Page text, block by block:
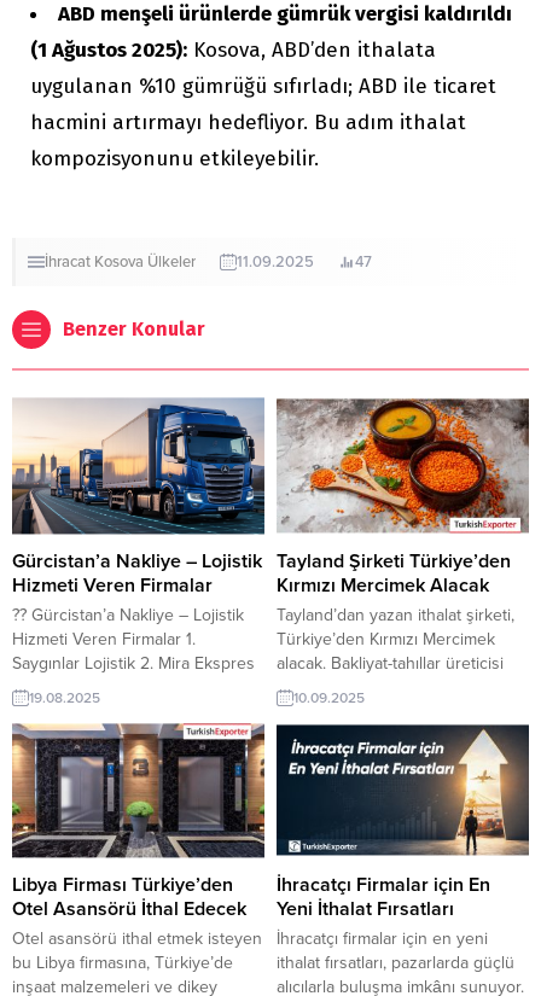
ABD menşeli ürünlerde gümrük vergisi kaldırıldı
(1 Ağustos 2025): Kosova, ABD’den ithalata
uygulanan %10 gümrüğü sıfırladı; ABD ile ticaret
hacmini artırmayı hedefliyor. Bu adım ithalat
kompozisyonunu etkileyebilir.
İhracat Kosova Ülkeler 11.09.2025 47
Benzer Konular
Gürcistan’a Nakliye – Lojistik
Hizmeti Veren Firmalar
?? Gürcistan’a Nakliye – Lojistik
Hizmeti Veren Firmalar 1.
Saygınlar Lojistik 2. Mira Ekspres
3. Şah Global Lojistik 4. Merpa
Lojistik 5. Arınak Global Lojistik 6.
Barva Lojistik 7. Gürcistan Lojistik
19.08.2025
Tayland Şirketi Türkiye’den
Kırmızı Mercimek Alacak
Tayland’dan yazan ithalat şirketi,
Türkiye’den Kırmızı Mercimek
alacak. Bakliyat-tahıllar üreticisi
olan Türk şirketler için
Tayland’dan gelen bu talep yeni
bir ihracat pazarı olabilir. Bu alım
ilanın detaylarına TurkishExporter
/ VIP üyeleri cevap verebilir. ➤
Talebin detaylarına buradan
ulaşabilirsiniz. Tüm Bakliyat-
Tahıllar İthalat
TalepleriTayland’dan Gelen İthalat
Talepleri Kırmızı Mercimek satın
alacak ithalat firmalarına...
10.09.2025
Libya Firması Türkiye’den
Otel Asansörü İthal Edecek
Otel asansörü ithal etmek isteyen
bu Libya firmasına, Türkiye’de
inşaat malzemeleri ve dikey
İhracatçı Firmalar için En
Yeni İthalat Fırsatları
İhracatçı firmalar için en yeni
ithalat fırsatları, pazarlarda güçlü
alıcılarla buluşma imkânı sunuyor.